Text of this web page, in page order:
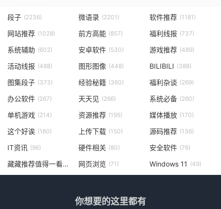
段子 (2236) 微语录 (2201) 软件推荐 (1181)
网站推荐 (1028) 前方高能 (857) 福利线报 (737)
系统辅助 (602) 安卓软件 (530) 游戏推荐 (489)
活动线报 (488) 图形图像 (448) BILIBILI (388)
图集段子 (373) 经验秘籍 (360) 福利杂谈 (269)
办公软件 (267) 天天见 (266) 系统必备 (260)
单机游戏 (214) 资源推荐 (195) 媒体播放 (170)
这个好诶 (160) 上传下载 (150) 源码推荐 (136)
IT资讯 (96) 硬件相关 (80) 安全软件 (76)
藏藏推荐值得一看 网页浏览 (71) Windows 11 (49)
你想要的这里都有